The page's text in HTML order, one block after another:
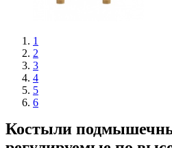
1
2
3
4
5
6
Костыли